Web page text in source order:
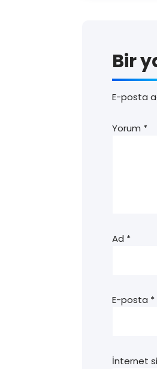
Bir
E-posta
Yorum *
Ad *
E-posta *
İnternet